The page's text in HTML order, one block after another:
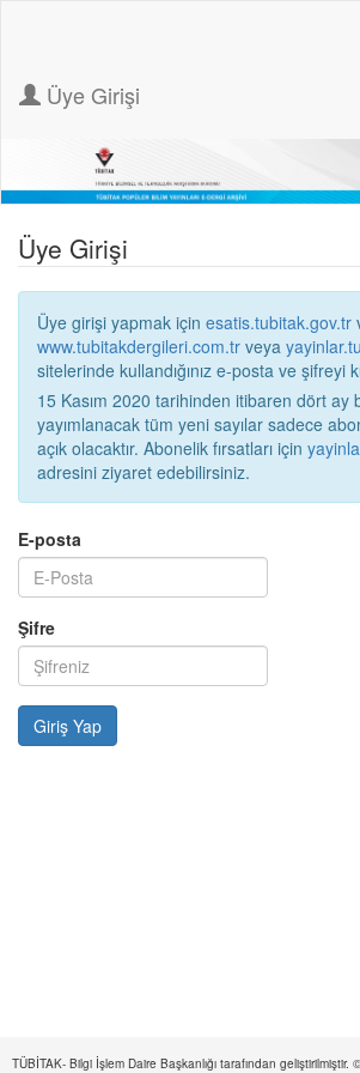
Üye Girişi
Üye Girişi
Üye girişi yapmak için esatis.tubitak.gov.tr
www.tubitakdergileri.com.tr veya
sitelerinde kullandığınız e-posta ve şifreyi
15 Kasım 2020 tarihinden itibaren dört ay
yayımlanacak tüm yeni sayılar sadece
açık olacaktır. Abonelik fırsatları için
adresini ziyaret edebilirsiniz.
E-posta
Şifre
TÜBİTAK- Bilgi İşlem Daire Başkanlığı tarafından